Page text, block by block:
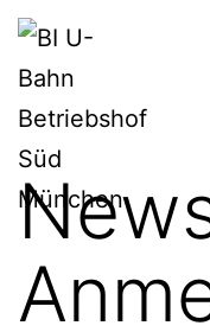
Zum
BI
U-
Bahn
Betriebshof
Süd
München